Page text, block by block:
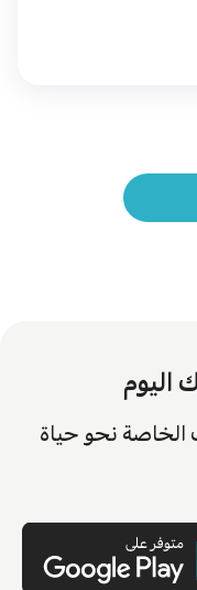
اليوم
الخاصة نحو حياة